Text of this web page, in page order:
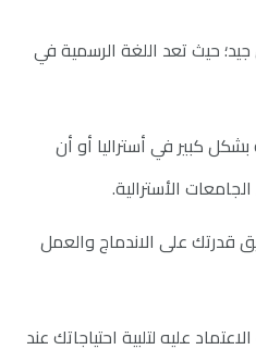
جيد؛ حيث تعد اللغة الرسمية في
كبير في أستراليا أو أن
الأسترالية.
على الاندماج والعمل
عليه لتلبية احتياجاتك عند